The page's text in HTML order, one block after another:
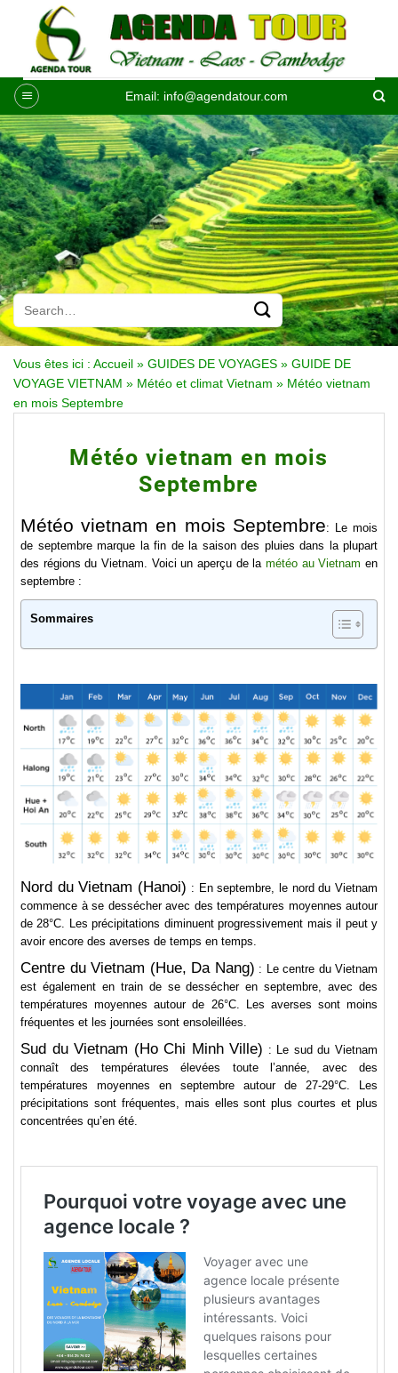
contenu
Email: info@agendatour.com
Vous êtes ici : Accueil » GUIDES DE VOYAGES » GUIDE DE
VOYAGE VIETNAM » Météo et climat Vietnam » Météo vietnam
en mois Septembre
Météo vietnam en mois
Septembre
Météo vietnam en mois Septembre: Le mois
de septembre marque la fin de la saison des pluies dans la plupart
des régions du Vietnam. Voici un aperçu de la météo au Vietnam en
septembre :
Sommaires
Nord du Vietnam (Hanoi) : En septembre, le nord du Vietnam
commence à se dessécher avec des températures moyennes autour
de 28°C. Les précipitations diminuent progressivement mais il peut y
avoir encore des averses de temps en temps.
Centre du Vietnam (Hue, Da Nang) : Le centre du Vietnam
est également en train de se dessécher en septembre, avec des
températures moyennes autour de 26°C. Les averses sont moins
fréquentes et les journées sont ensoleillées.
Sud du Vietnam (Ho Chi Minh Ville) : Le sud du Vietnam
connaît des températures élevées toute l’année, avec des
températures moyennes en septembre autour de 27-29°C. Les
précipitations sont fréquentes, mais elles sont plus courtes et plus
concentrées qu’en été.